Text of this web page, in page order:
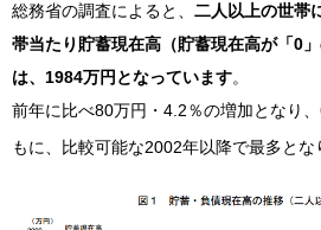
総務省の調査によると、 二人以上の世帯
帯当たり貯蓄現在高（貯蓄現在高が「0」
は、1984万円となっています。
前年に比べ80万円・4.2％の増加となり
もに、比較可能な2002年以降で最多とな